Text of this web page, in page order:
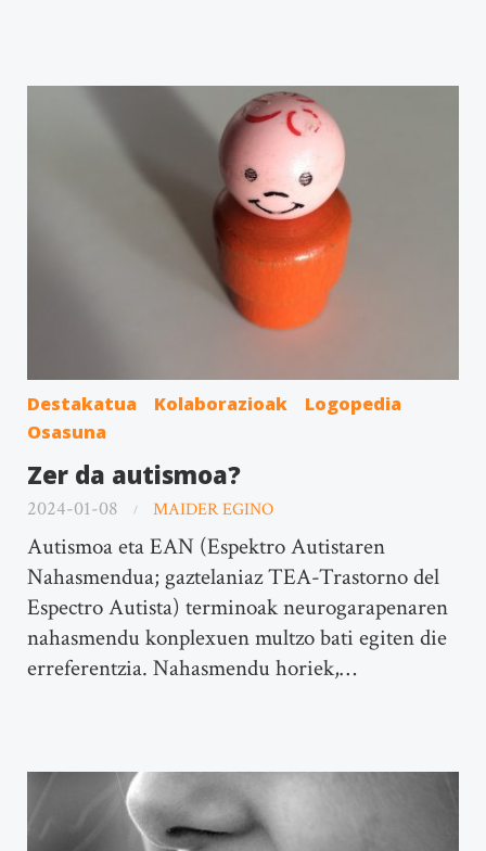
Destakatua Kolaborazioak
Logopedia
Osasuna
Zer da autismoa?
2024-01-08 MAIDER EGINO
Autismoa eta EAN (Espektro Autistaren
Nahasmendua; gaztelaniaz TEA-Trastorno del
Espectro Autista) terminoak neurogarapenaren
nahasmendu konplexuen multzo bati egiten die
erreferentzia. Nahasmendu horiek,…